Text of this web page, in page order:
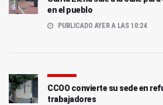
en el pueblo
PUBLICADO AYER A LAS 10:24
CCOO convierte su sede en
trabajadores